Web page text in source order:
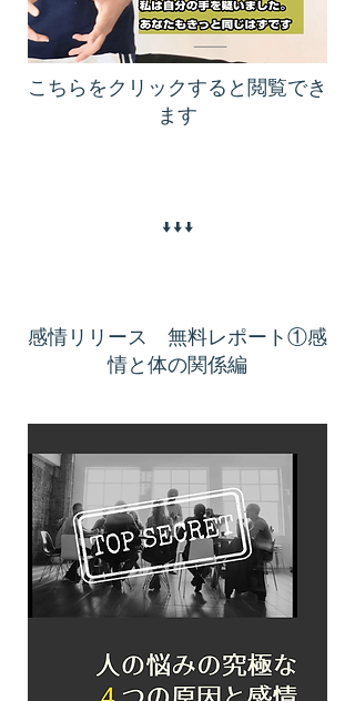
こちらをクリックすると閲覧でき
ます
​↓↓↓
感情リリース 無料レポート①感
情と体の関係編